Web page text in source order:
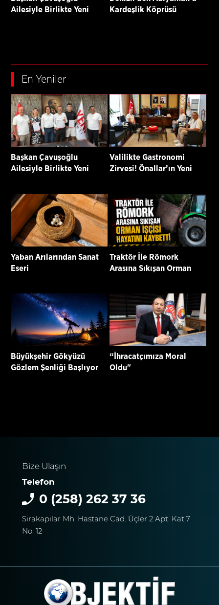
Ailesiyle Birlikte Yeni
Kardeşlik Köprüsü
En Yeniler
Başkan Çavuşoğlu
Ailesiyle Birlikte Yeni
Valilikte Gastronomi
Zirvesi! Önallar’ın Yeni
Yaban Arılarından Sanat
Eseri
Traktör İle Römork
Arasına Sıkışan Orman
Büyükşehir Gökyüzü
Gözlem Şenliği Başlıyor
“İhracatçımıza Moral
Oldu"
Bize Ulaşın
Telefon
0 (258) 262 37 36
Sırakapılar Mh. Hastane Cad. Üçler 2 Apt. Kat:7
No: 12